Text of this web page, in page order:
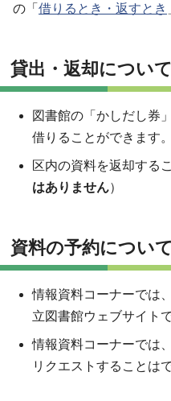
の「 借りるとき・返すとき
貸出・返却について
図書館の「かしだし券
借りることができます。
区内の資料を返却する
はありません）
資料の予約について
情報資料コーナーでは
立図書館ウェブサイト
情報資料コーナーでは
リクエストすることは